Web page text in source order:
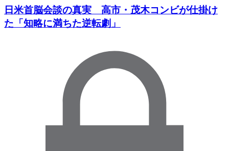
日米首脳会談の真実 高市・茂木コンビが仕掛け
た「知略に満ちた逆転劇」